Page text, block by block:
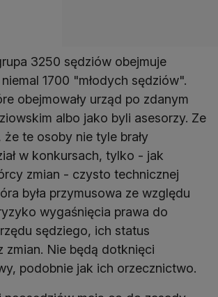
3250 sędziów obejmuje
1700 "młodych sędziów".
obejmowały urząd po zdanym
albo jako byli asesorzy. Ze
te osoby nie tyle brały
w konkursach, tylko - jak
zmian - czysto technicznej
była przymusowa ze względu
wygaśnięcia prawa do
sędziego, ich status
zmian. Nie będą dotknięci
podobnie jak ich orzecznictwo.